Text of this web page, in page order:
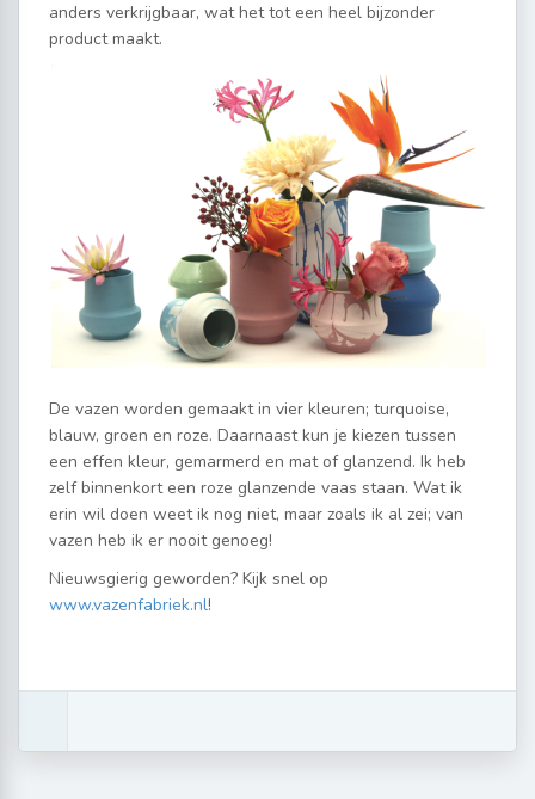
anders verkrijgbaar, wat het tot een heel bijzonder
product maakt.
De vazen worden gemaakt in vier kleuren; turquoise,
blauw, groen en roze. Daarnaast kun je kiezen tussen
een effen kleur, gemarmerd en mat of glanzend. Ik heb
zelf binnenkort een roze glanzende vaas staan. Wat ik
erin wil doen weet ik nog niet, maar zoals ik al zei; van
vazen heb ik er nooit genoeg!
Nieuwsgierig geworden? Kijk snel op
www.vazenfabriek.nl!